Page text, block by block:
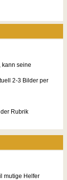
kann seine
2-3 Bilder per
Rubrik
mutige Helfer